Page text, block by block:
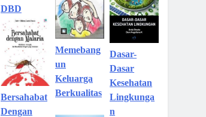
DBD
Bersahabat
Dengan
Memebang
un
Keluarga
Berkualitas
Dasar-
Dasar
Kesehatan
Lingkunga
n